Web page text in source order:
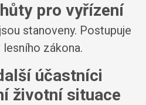
pro vyřízení
stanoveny. Postupuje
zákona.
účastníci
životní situace